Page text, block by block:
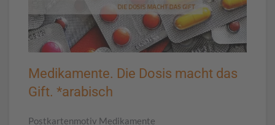
Medikamente. Die Dosis macht das
Gift. *arabisch
Postkartenmotiv Medikamente